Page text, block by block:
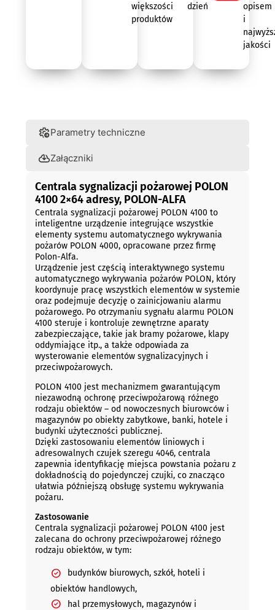
większości
produktów
dzień
opisem
i
jakości
Parametry techniczne
Załączniki
Centrala sygnalizacji pożarowej POLON
4100 2×64 adresy, POLON-ALFA
Centrala sygnalizacji pożarowej POLON 4100 to
inteligentne urządzenie integrujące wszystkie
elementy systemu automatycznego wykrywania
pożarów POLON 4000, opracowane przez firmę
Polon-Alfa.
Urządzenie jest częścią interaktywnego systemu
automatycznego wykrywania pożarów POLON, który
koordynuje pracę wszystkich elementów w systemie
oraz podejmuje decyzję o zainicjowaniu alarmu
pożarowego. Po otrzymaniu sygnału alarmu POLON
4100 steruje i kontroluje zewnętrzne aparaty
zabezpieczające, takie jak bramy pożarowe, klapy
oddymiające itp., a także odpowiada za
wysterowanie elementów sygnalizacyjnych i
przeciwpożarowych.
POLON 4100 jest mechanizmem gwarantującym
niezawodną ochronę przeciwpożarową różnego
rodzaju obiektów – od nowoczesnych biurowców i
magazynów po obiekty zabytkowe, banki, hotele i
budynki użyteczności publicznej.
Dzięki zastosowaniu elementów liniowych i
adresowalnych czujek szeregu 4046, centrala
zapewnia identyfikację miejsca powstania pożaru z
dokładnością do pojedynczej czujki, co znacząco
ułatwia późniejszą obsługę systemu wykrywania
pożaru.
Zastosowanie
Centrala sygnalizacji pożarowej POLON 4100 jest
zalecana do ochrony przeciwpożarowej różnego
rodzaju obiektów, w tym:
budynków biurowych, szkół, hoteli i
obiektów handlowych,
hal przemysłowych, magazynów i